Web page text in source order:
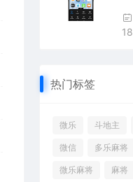
18
热门标签
微乐 斗地主
微信 多乐麻将
微乐麻将 麻将